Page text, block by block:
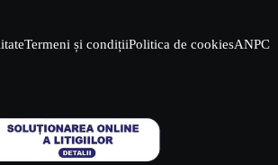
Termeni și condițiiPolitica de cookiesANPC